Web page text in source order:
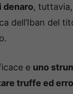
denaro,
dell’Iban del
e uno
truffe ed